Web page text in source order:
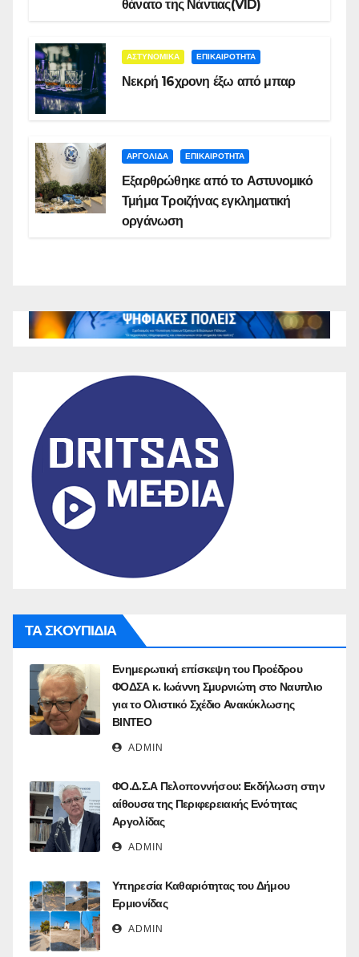
θάνατο της Νάντιας(VID)
ΑΣΤΥΝΟΜΙΚΑ ΕΠΙΚΑΙΡΟΤΗΤΑ
Νεκρή 16χρονη έξω από μπαρ
ΑΡΓΟΛΙΔΑ ΕΠΙΚΑΙΡΟΤΗΤΑ
Εξαρθρώθηκε από το Αστυνομικό
Τμήμα Τροιζήνας εγκληματική
οργάνωση
ΤΑ ΣΚΟΥΠΙΔΙΑ
Ενημερωτική επίσκεψη του Προέδρου
ΦΟΔΣΑ κ. Ιωάννη Σμυρνιώτη στο Ναυπλιο
για το Ολιστικό Σχέδιο Ανακύκλωσης
ΒΙΝΤΕΟ
ADMIN
ΦΟ.Δ.Σ.Α Πελοποννήσου: Eκδήλωση στην
αίθουσα της Περιφερειακής Ενότητας
Αργολίδας
ADMIN
Υπηρεσία Καθαριότητας του Δήμου
Ερμιονίδας
ADMIN